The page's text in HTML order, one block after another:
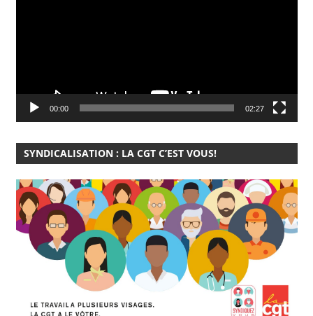
00:00 02:27
SYNDICALISATION : LA CGT C’EST VOUS!